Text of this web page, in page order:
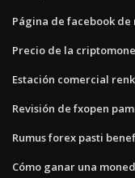
Página de facebook de
Precio de la
Estación comercial
Revisión de fxopen
Rumus forex pasti
Cómo ganar una